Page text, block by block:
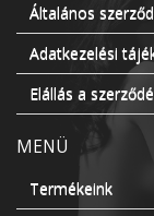
Általános
Adatkezelési
Elállás a
MENÜ
Termékeink